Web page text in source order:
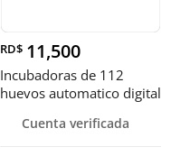
RD$ 11,500
Incubadoras de 112
huevos automatico digital
Cuenta verificada